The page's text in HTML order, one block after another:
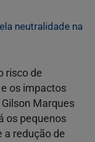
neutralidade na
risco de
os impactos
Marques
os pequenos
a redução de